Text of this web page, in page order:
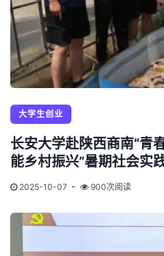
大学生创业
长安大学赴陕西商南“青
能乡村振兴”暑期社会实
2025-10-07 900次阅读